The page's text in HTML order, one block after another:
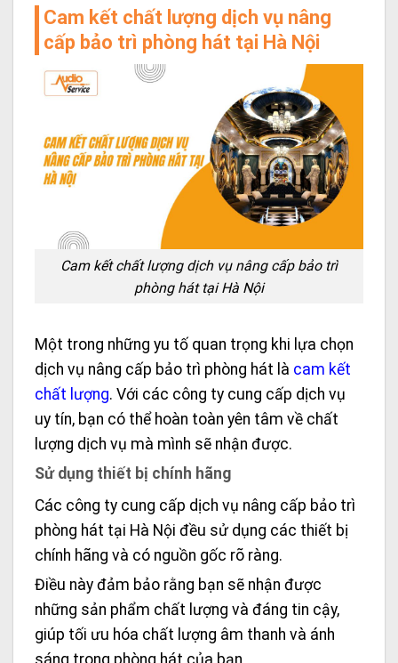
Cam kết chất lượng dịch vụ nâng
cấp bảo trì phòng hát tại Hà Nội
Cam kết chất lượng dịch vụ nâng cấp bảo trì
phòng hát tại Hà Nội
Một trong những yu tố quan trọng khi lựa chọn
dịch vụ nâng cấp bảo trì phòng hát là cam kết
chất lượng. Với các công ty cung cấp dịch vụ
uy tín, bạn có thể hoàn toàn yên tâm về chất
lượng dịch vụ mà mình sẽ nhận được.
Sử dụng thiết bị chính hãng
Các công ty cung cấp dịch vụ nâng cấp bảo trì
phòng hát tại Hà Nội đều sử dụng các thiết bị
chính hãng và có nguồn gốc rõ ràng.
Điều này đảm bảo rằng bạn sẽ nhận được
những sản phẩm chất lượng và đáng tin cậy,
giúp tối ưu hóa chất lượng âm thanh và ánh